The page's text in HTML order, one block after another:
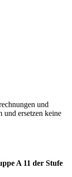
und
und ersetzen keine
A 11 der Stufe